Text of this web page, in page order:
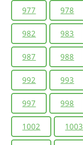
977 978
982 983
987 988
992 993
997 998
1002 1003